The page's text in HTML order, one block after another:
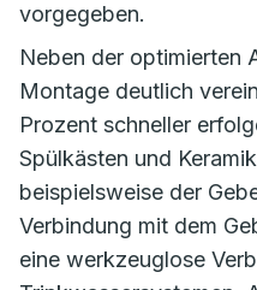
vorgegeben.
Neben der optimierten
Montage deutlich
Prozent schneller
Spülkästen und
beispielsweise der
Verbindung mit dem
eine werkzeuglose